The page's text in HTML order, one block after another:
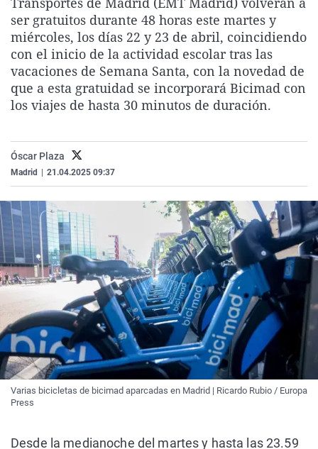
La rosa de los vientos
Gente viajera
Como el perro y el
Caso
Retornados
Equipo de
Operación Viuda
Extremadura
Galicia
La Rioja
Navarra
País Vasco
Virales
Televisión
Elecciones
ser gratuitos durante 48 horas este martes y
miércoles, los días 22 y 23 de abril, coincidiendo
con el inicio de la actividad escolar tras las
vacaciones de Semana Santa, con la novedad de
que a esta gratuidad se incorporará Bicimad con
los viajes de hasta 30 minutos de duración.
Óscar Plaza
Madrid 21.04.2025 09:37
Varias bicicletas de bicimad aparcadas en Madrid | Ricardo Rubio / Europa
Press
Desde la medianoche del martes y hasta las 23.59